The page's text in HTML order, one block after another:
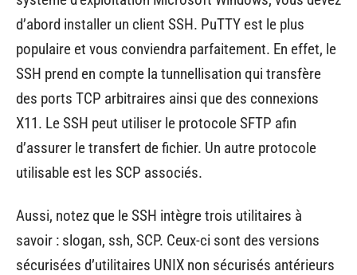
d’abord installer un client SSH. PuTTY est le plus
populaire et vous conviendra parfaitement. En effet, le
SSH prend en compte la tunnellisation qui transfère
des ports TCP arbitraires ainsi que des connexions
X11. Le SSH peut utiliser le protocole SFTP afin
d’assurer le transfert de fichier. Un autre protocole
utilisable est les SCP associés.
Aussi, notez que le SSH intègre trois utilitaires à
savoir : slogan, ssh, SCP. Ceux-ci sont des versions
sécurisées d’utilitaires UNIX non sécurisés antérieurs